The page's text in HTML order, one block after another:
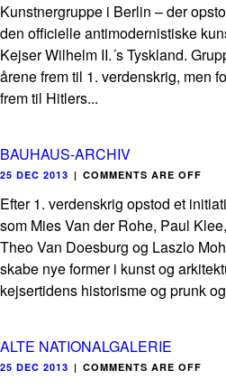
Kunstnergruppe i Berlin – der
den officielle antimodernistiske
Kejser Wilhelm II.´s Tyskland.
årene frem til 1. verdenskrig, men
frem til Hitlers...
BAUHAUS-ARCHIV
25 DEC 2013 | COMMENTS ARE OFF
Efter 1. verdenskrig opstod et
som Mies Van der Rohe, Paul
Theo Van Doesburg og Laszlo
skabe nye former i kunst og
kejsertidens historisme og prunk
ALTE NATIONALGALERIE
25 DEC 2013 | COMMENTS ARE OFF